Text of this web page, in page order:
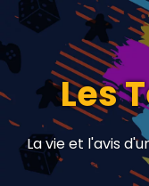
Les
La vie et l'avis